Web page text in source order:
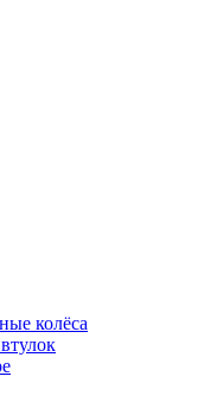
колёса